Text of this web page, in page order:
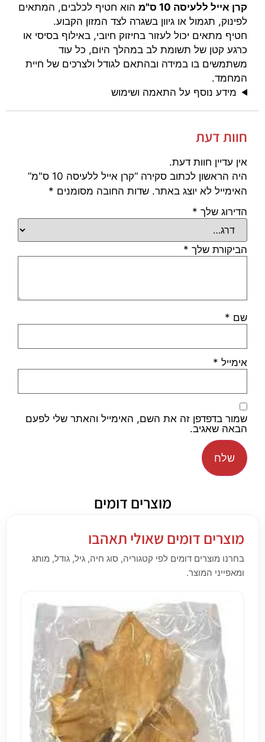
קרן אייל ללעיסה 10 ס"מ
הוא חטיף לכלבים, המתאים
לפינוק, תגמול או גיוון בשגרה לצד המזון הקבוע.
חטיף מתאים יכול לעזור בחיזוק חיובי, באילוף בסיסי או
כרגע קטן של תשומת לב במהלך היום, כל עוד
משתמשים בו במידה ובהתאם לגודל ולצרכים של חיית
המחמד.
מידע נוסף על התאמה ושימוש
חוות דעת
אין עדיין חוות דעת.
היה הראשון לכתוב סקירה “קרן אייל ללעיסה 10 ס"מ”
האימייל לא יוצג באתר. שדות החובה מסומנים *
הדירוג שלך *
הביקורת שלך *
שם *
אימייל *
שמור בדפדפן זה את השם, האימייל והאתר שלי לפעם
הבאה שאגיב.
מוצרים דומים
מוצרים דומים שאולי תאהבו
בחרנו מוצרים דומים לפי קטגוריה, סוג חיה, גיל, גודל, מותג
ומאפייני המוצר.